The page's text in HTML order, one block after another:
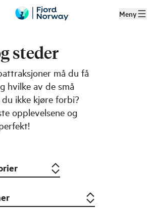
Meny
steder
må du få
hvilke av de små
du ikke kjøre forbi?
opplevelsene og